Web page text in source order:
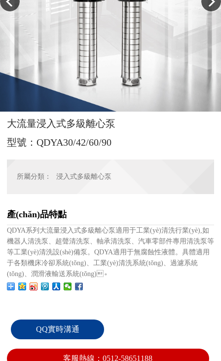
大流量浸入式多級離心泵
型號：QDYA30/42/60/90
所屬分類： 浸入式多級離心泵
產(chǎn)品特點
QDYA系列 大流量浸入式多級離心泵適用于工業(yè)清洗行業(yè),如
機器人清洗泵、超聲清洗泵、軸承清洗泵、汽車零部件專用清洗泵等
等工業(yè)清洗設(shè)備泵。QDYA適用于無腐蝕性液體。具體適用
于各類機床冷卻系統(tǒng)、工業(yè)清洗系統(tǒng)、過濾系統
(tǒng)、潤滑液輸送系統(tǒng)。
QQ實時溝通
客服熱線：0512-58651188